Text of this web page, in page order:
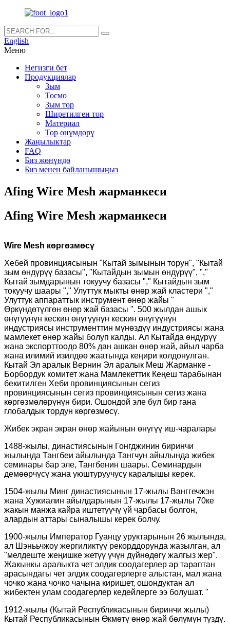
English
Меню
Негизги бет
Продукциялар
Зым
Тосмо
Зым тор
Ширетилген тор
Материал
Тор өнүмдөрү
Жаңылыктар
FAQ
Биз жөнүндө
Биз менен байланышыңыз
Afing Wire Mesh жарманкеси
Afing Wire Mesh жарманкеси
Wire Mesh көргөзмөсү
Хебей провинциясынын "Кытай зымынын торун", "Кытай
зым өндүрүү базасы", "Кытайдын зымын өндүрүү", ","
Кытай зымдарынын токуучу базасы "," Кытайдын зым
токуучу шаары "," Улуттук мыкты өнөр жай кластери ","
Улуттук аппараттык инструмент өнөр жайы "
Өркүндөтүлгөн өнөр жай базасы ". 500 жылдан ашык
өнүгүүнүн кескин өнүгүүнүн кескин өнүгүүнүн
индустриясы инструменттин мүнөздүү индустриясы жана
мамлекет өнөр жайы болуп калды. Ал Кытайда өндүрүү
жана экспорттоодо 80% дан ашкан өнөр жай, айыл чарба
жана илимий изилдөө жаатында кеңири колдонулган.
Кытай Эл аралык Вернин Эл аралык Меш Жарманке -
Борбордук комитет жана Мамлекеттик Кеңеш тарабынан
бекитилген Хеби провинциясынын сегиз
провинциясынын сегиз провинциясынын сегиз жана
көргөзмөлөрүнүн бири. Ошондой эле бул бир гана
глобалдык тордун көргөзмөсү.
Жибек экран экран өнөр жайынын өнүгүү иш-чаралары
1488-жылы, династиясынын Гонгджинин биринчи
жылында Тангбеи айылында Тангчун айылында жибек
семинары бар эле, Тангбенин шаары. Семинардын
демөөрчүсү жана уюштуруучусу каралышы керек.
1504-жылы Минг династиясынын 17-жылы Ванггечжэн
жана Хужиалин айылдарынын 17-жылы 17-жылы 70ке
жакын манжа кайра иштетүүчү үй чарбасы болгон,
алардын аттары сыналышы керек болчу.
1900-жылы Император Гуанцу уруктарынын 26 жылында,
ал Шэнььчжоу жергиликтүү рекорддорунда жазылган, ал
"мелдеште жеңишке жетүү үчүн дүйнөдөгү жалгыз жер".
Жакынкы аралыкта чет элдик соодагерлер ар тараптан
арасындагы чет элдик соодагерлерге алыстан, мал жана
чочко жана чочко чачына киришет, ошондуктан ал
жибектен улам соодагерлер кедейлерге ээ болушат. "
1912-жылы (Кытай Республикасынын биринчи жылы)
Кытай Республикасынын Өкмөтү өнөр жай бөлүмүн түздү.